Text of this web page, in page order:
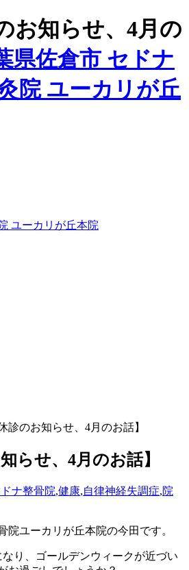
お知らせ、4月の
県佐倉市 セドナ
院 ユーカリが丘
診のお知らせ、4月のお話】
らせ、4月のお話】
ナ整骨院,健康,自律神経失調症,院
院ユーカリが丘本院の今田です。
り、ゴールデンウィークが近づい